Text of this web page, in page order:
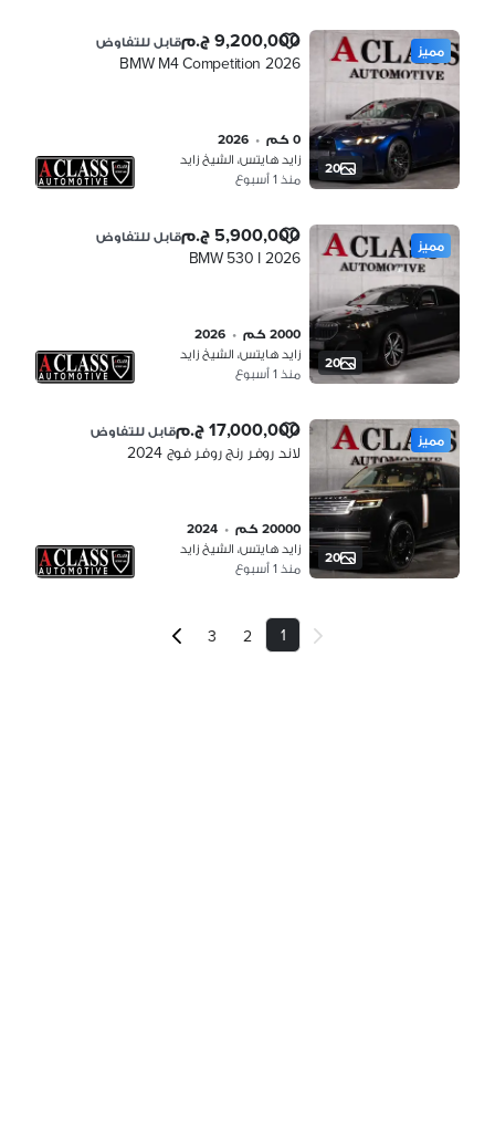
20
مميز 9,200,000 ج.م قابل للتفاوض
BMW M4 Competition 2026
0 كم •
2026
زايد هايتس، الشيخ زايد
منذ 1 أسبوع
20
مميز 5,900,000 ج.م قابل للتفاوض
BMW 530 I 2026
2000 كم •
2026
زايد هايتس، الشيخ زايد
منذ 1 أسبوع
20
مميز 17,000,000 ج.م قابل للتفاوض
لاند روفر رنج روفر فوج 2024
20000 كم •
2024
زايد هايتس، الشيخ زايد
منذ 1 أسبوع
1
2
3